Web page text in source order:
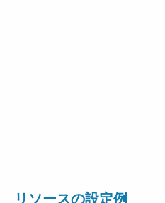
リソースの設定例